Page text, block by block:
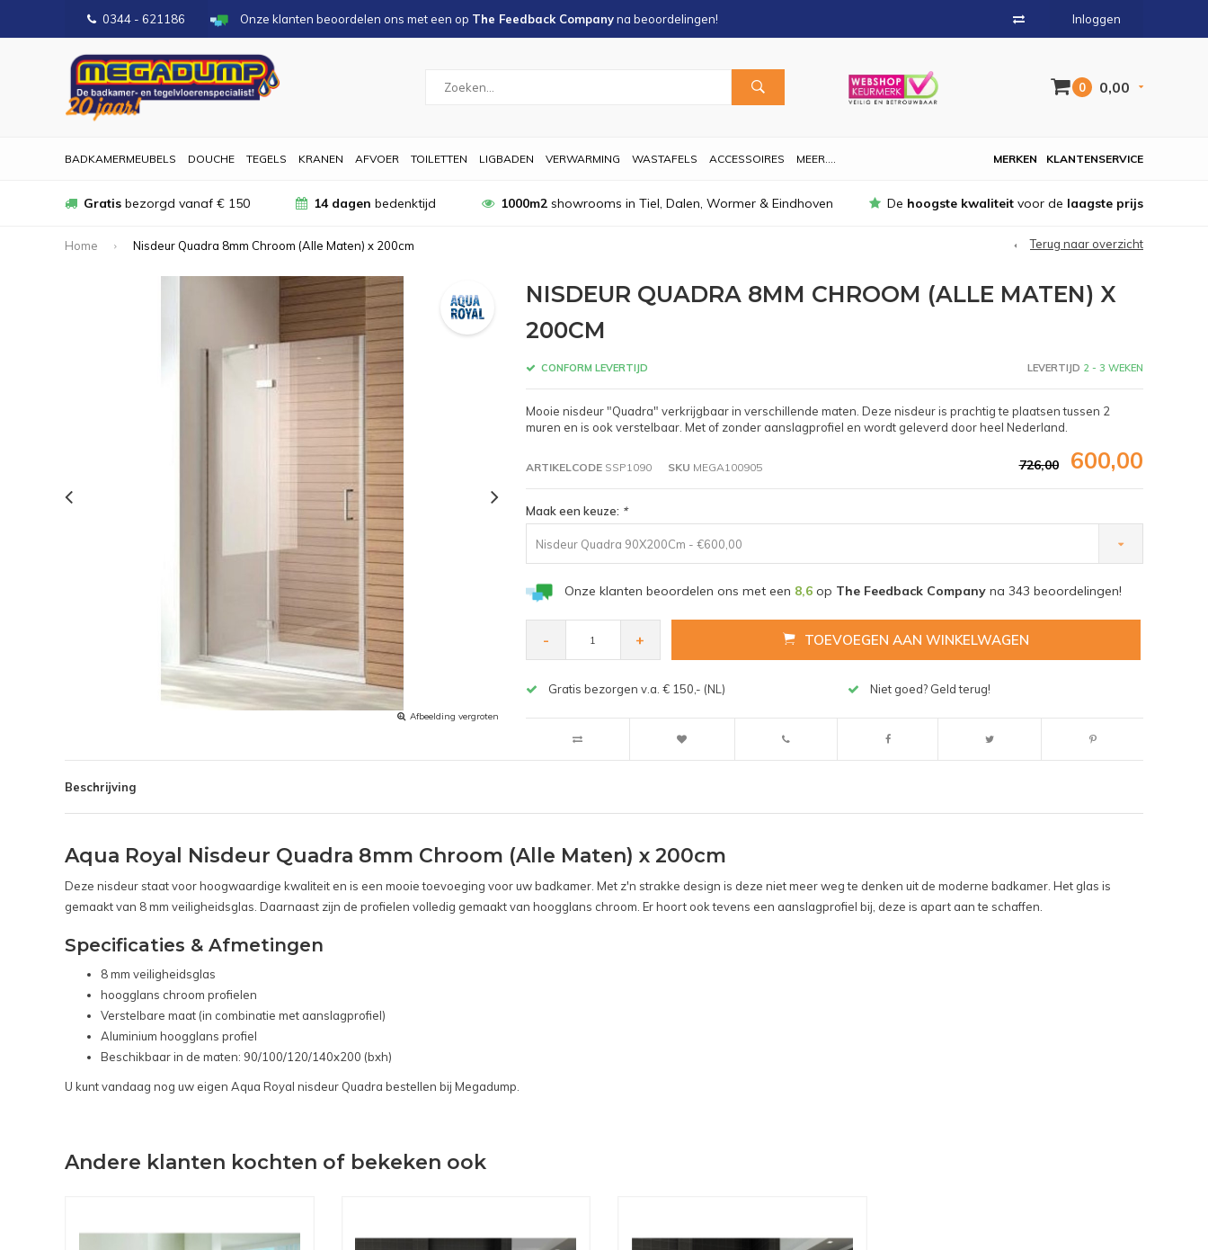
0344 - 621186 Onze klanten beoordelen ons met een op The Feedback Companyna beoordelingen! Inloggen
0 0,00
BADKAMERMEUBELS DOUCHE TEGELS KRANEN AFVOER TOILETTEN LIGBADEN VERWARMING WASTAFELS ACCESSOIRES MEER.... KLANTENSERVICE
MERKEN
Gratis bezorgd vanaf € 150 14 dagen bedenktijd 1000m2showrooms in Tiel, Dalen, Wormer & Eindhoven De hoogste kwaliteit voor de laagste prijs
Home Nisdeur Quadra 8mm Chroom (Alle Maten) x 200cm Terug naar overzicht
Afbeelding vergroten
NISDEUR QUADRA 8MM CHROOM (ALLE MATEN) X
200CM
CONFORM LEVERTIJD LEVERTIJD 2 - 3 WEKEN
Mooie nisdeur "Quadra" verkrijgbaar in verschillende maten. Deze nisdeur is prachtig te plaatsen tussen 2
muren en is ook verstelbaar. Met of zonder aanslagprofiel en wordt geleverd door heel Nederland.
ARTIKELCODESSP1090 SKU MEGA100905 726,00 600,00
Maak een keuze: *
Nisdeur Quadra 90X200Cm - €600,00
Onze klanten beoordelen ons met een 8,6op The Feedback Companyna 343 beoordelingen!
- + TOEVOEGEN AAN WINKELWAGEN
Gratis bezorgen v.a. € 150,- (NL) Niet goed? Geld terug!
Beschrijving
Aqua Royal Nisdeur Quadra 8mm Chroom (Alle Maten) x 200cm
Deze nisdeur staat voor hoogwaardige kwaliteit en is een mooie toevoeging voor uw badkamer. Met z'n strakke design is deze niet meer weg te denken uit de moderne badkamer. Het glas is
gemaakt van 8 mm veiligheidsglas. Daarnaast zijn de profielen volledig gemaakt van hoogglans chroom. Er hoort ook tevens een aanslagprofiel bij, deze is apart aan te schaffen.
Specificaties & Afmetingen
8 mm veiligheidsglas
hoogglans chroom profielen
Verstelbare maat (in combinatie met aanslagprofiel)
Aluminium hoogglans profiel
Beschikbaar in de maten: 90/100/120/140x200 (bxh)
U kunt vandaag nog uw eigen Aqua Royal nisdeur Quadra bestellen bij Megadump.
Andere klanten kochten of bekeken ook